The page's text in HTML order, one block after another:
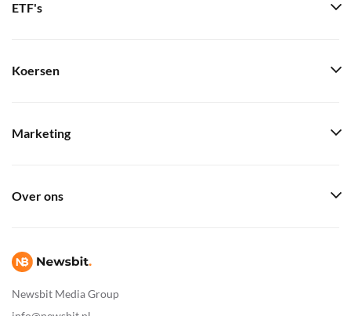
Newsbit Media Group
ETF's
Koersen
Marketing
Over ons